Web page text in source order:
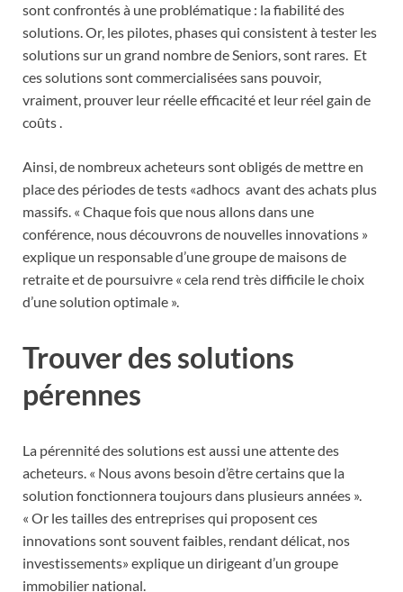
sont confrontés à une problématique : la fiabilité des
solutions. Or, les pilotes, phases qui consistent à tester les
solutions sur un grand nombre de Seniors, sont rares. Et
ces solutions sont commercialisées sans pouvoir,
vraiment, prouver leur réelle efficacité et leur réel gain de
coûts .
Ainsi, de nombreux acheteurs sont obligés de mettre en
place des périodes de tests «adhocs avant des achats plus
massifs. « Chaque fois que nous allons dans une
conférence, nous découvrons de nouvelles innovations »
explique un responsable d’une groupe de maisons de
retraite et de poursuivre « cela rend très difficile le choix
d’une solution optimale ».
Trouver des solutions
pérennes
La pérennité des solutions est aussi une attente des
acheteurs. « Nous avons besoin d’être certains que la
solution fonctionnera toujours dans plusieurs années ».
« Or les tailles des entreprises qui proposent ces
innovations sont souvent faibles, rendant délicat, nos
investissements» explique un dirigeant d’un groupe
immobilier national.